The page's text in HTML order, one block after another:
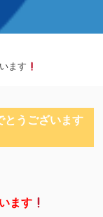
ます
とうございます
ます